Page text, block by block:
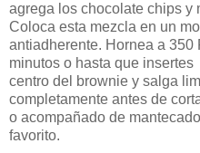
agrega los chocolate chips y
Coloca esta mezcla en un
antiadherente. Hornea a 350
minutos o hasta que
centro del brownie y salga
completamente antes de
o acompañado de
favorito.